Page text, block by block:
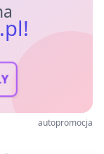
autopromocja